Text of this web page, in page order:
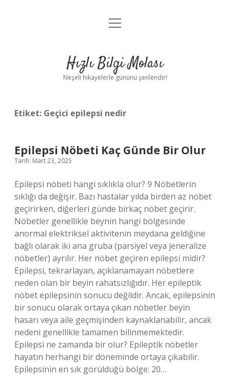
Anasayfa
Yasal Uyarı
menüyü
Hızlı Bilgi Molası
Neşeli hikayelerle gününü şenlendir!
Etiket: Geçici epilepsi nedir
Epilepsi Nöbeti Kaç Günde Bir Olur
Tarih: Mart 23, 2025
Epilepsi nöbeti hangi sıklıkla olur? 9 Nöbetlerin
sıklığı da değişir. Bazı hastalar yılda birden az nöbet
geçirirken, diğerleri günde birkaç nöbet geçirir.
Nöbetler genellikle beynin hangi bölgesinde
anormal elektriksel aktivitenin meydana geldiğine
bağlı olarak iki ana gruba (parsiyel veya jeneralize
nöbetler) ayrılır. Her nöbet geçiren epilepsi midir?
Epilepsi, tekrarlayan, açıklanamayan nöbetlere
neden olan bir beyin rahatsızlığıdır. Her epileptik
nöbet epilepsinin sonucu değildir. Ancak, epilepsinin
bir sonucu olarak ortaya çıkan nöbetler beyin
hasarı veya aile geçmişinden kaynaklanabilir, ancak
nedeni genellikle tamamen bilinmemektedir.
Epilepsi ne zamanda bir olur? Epileptik nöbetler
hayatın herhangi bir döneminde ortaya çıkabilir.
Epilepsinin en sık görüldüğü bölge: 20…